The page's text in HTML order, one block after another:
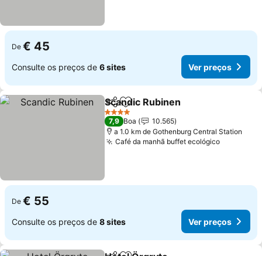
De € 45
Consulte os preços de 6 sites Ver preços
PartilharAdicionar aos favoritos
Scandic Rubinen
4 Estrelas
7,9 Boa
10.565
a 1.0 km de Gothenburg Central Station
Café da manhã buffet ecológico
De € 55
Consulte os preços de 8 sites Ver preços